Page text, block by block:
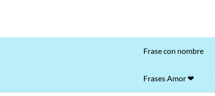
Frase con nombre
Frases Amor ❤